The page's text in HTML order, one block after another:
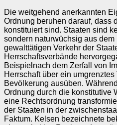
Die weitgehend anerkannten
Ordnung be­ruhen darauf, dass
kon­stituiert sind. Staaten sind
sondern natur­wüch­sig aus
gewalttätigen Verkehr der
Herrschafts­verbände
Beispielnach dem Zerfall von
Herrschaft über ein
Bevöl­kerung aus­üben.
Ordnung durch die kon­stitutive
eine Rechtsordnung
der Staaten in der
Faktum. Kel­sen bezeichnete